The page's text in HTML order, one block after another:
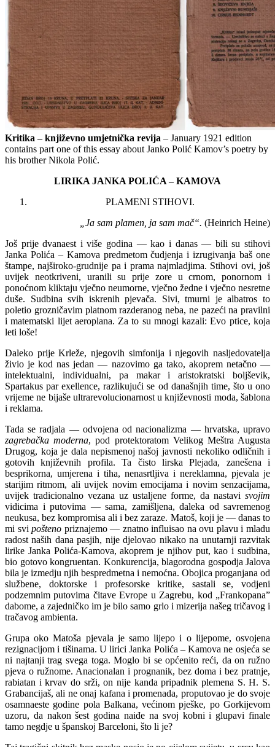
Kritika – književno umjetnička revija – January 1921 edition
contains part one of this essay about Janko Polić Kamov’s poetry by
his brother Nikola Polić.
LIRIKA JANKA POLIĆA – KAMOVA
PLAMENI STIHOVI.
„Ja sam plamen, ja sam mač“. (Heinrich Heine)
Još prije dvanaest i više godina — kao i danas — bili su stihovi
Janka Polića – Kamova predmetom čudjenja i izrugivanja baš one
štampe, najširoko-grudnije pa i prama najmladjima. Stihovi ovi, još
uvijek neotkriveni, uranili su prije zore u crnom, ponornom i
ponoćnom kliktaju vječno neumorne, vječno žedne i vječno nesretne
duše. Sudbina svih iskrenih pjevača. Sivi, tmurni je albatros to
poletio grozničavim platnom razderanog neba, ne pazeći na pravilni
i ma­tematski lijet aeroplana. Za to su mnogi kazali: Evo ptice, koja
leti loše!
Daleko prije Krleže, njegovih simfonija i njegovih nasljedovatelja
živio je kod nas jedan — nazovimo ga tako, akoprem netačno —
intelektualni, individualni, pa makar i aristokratski boljševik,
Spartakus par exellence, raz­likujući se od današnjih time, što u ono
vrijeme ne bijaše ultrarevolucionarnost u književnosti moda, šablona
i reklama.
Tada se radjala — odvojena od nacionalizma — hrvatska, upravo
zagrebačka moderna, pod protektoratom Velikog Meštra Augusta
Drugog, koja je dala nepismenoj našoj javnosti nekoliko odličnih i
gotovih književnih profila. Ta čisto lirska Plejada, zanešena i
besprikorna, umjerena i tiha, nenasrtljiva i nereklamna, pjevala je
starijim ritmom, ali uvijek novim emocijama i novim senzacijama,
uvijek tradicionalno vezana uz ustaljene forme, da nastavi svojim
vidicima i putovima — sama, zamišljena, daleka od savremenog
neukusa, bez kompromisa ali i bez zaraze. Matoš, koji je — danas to
mi svipošteno priznajemo — znatno influisao na ovu plavu i mladu
radost naših dana pasjih, nije djelovao nikako na unutarnji razvitak
lirike Janka Polića-Kamova, akoprem je njihov put, kao i sudbina,
bio gotovo kongruentan. Konkurencija, blagorodna gospodja Jalova
bila je izmedju njih bespredmetna i nemoćna. Obojica proganjana od
službene, doktorske i profesorske kritike, sastali se, vodjeni
podzemnim putovima čitave Evrope u Zagrebu, kod „Frankopana”
dabome, a zajedničko im je bilo samo grlo i mizerija našeg tričavog i
tračavog ambienta.
Grupa oko Matoša pjevala je samo lijepo i o lijepome, osvojena
rezignacijom i tišinama. U lirici Janka Polića – Kamova ne osjeća se
ni najtanji trag svega toga. Moglo bi se općenito reći, da on ružno
pjeva o ružnome. Anacionalan i prognanik, bez doma i bez pratnje,
rabiatan i krvav do srži, on nije kanda pripadnik plemena S. H. S.
Grabancijaš, ali ne onaj kafana i promenada, proputovao je do svoje
osamnaeste godine pola Balkana, većinom pješke, po Gorkijevom
uzoru, da nakon šest godina naiđe na svoj kobni i glupavi finale
tamo negdje u španskoj Barceloni, što li je?